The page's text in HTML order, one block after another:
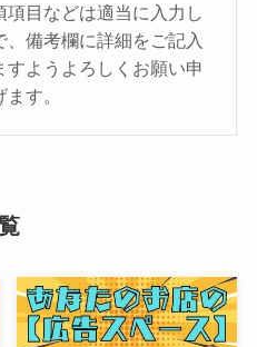
目などは適当に入力し
備考欄に詳細をご記入
ようよろしくお願い申
ます。